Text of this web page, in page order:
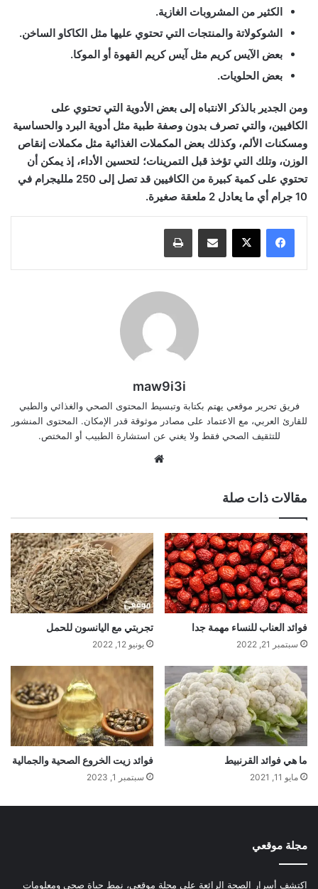
الكثير من المشروبات الغازية.
الشوكولاتة والمنتجات التي تحتوي عليها مثل الكاكاو الساخن.
بعض الآيس كريم مثل آيس كريم القهوة أو الموكا.
بعض الحلويات.
ومن الجدير بالذكر الانتباه إلى بعض الأدوية التي تحتوي على
الكافيين، والتي تصرف بدون وصفة طبية مثل أدوية البرد والحساسية
ومسكنات الألم، وكذلك بعض المكملات الغذائية مثل مكملات إنقاص
الوزن، وتلك التي تؤخذ قبل التمرينات؛ لتحسين الأداء، إذ يمكن أن
تحتوي على كمية كبيرة من الكافيين قد تصل إلى 250 ملليجرام في
10 جرام أي ما يعادل 2 ملعقة صغيرة.
مشاركة عبر البريد طباعة
maw9i3i
فريق تحرير موقعي يهتم بكتابة وتبسيط المحتوى الصحي والغذائي والطبي
للقارئ العربي، مع الاعتماد على مصادر موثوقة قدر الإمكان. المحتوى المنشور
للتثقيف الصحي فقط ولا يغني عن استشارة الطبيب أو المختص.
مقالات ذات صلة
فوائد العناب للنساء مهمة جدا
سبتمبر 21, 2022
تجربتي مع اليانسون للحمل
يونيو 12, 2022
ما هي فوائد القرنبيط
مايو 11, 2021
فوائد زيت الخروع الصحية والجمالية
سبتمبر 1, 2023
مجلة موقعي
اكتشف أسرار الصحة الرائعة على مجلة موقعي، نمط حياة صحي ومعلومات